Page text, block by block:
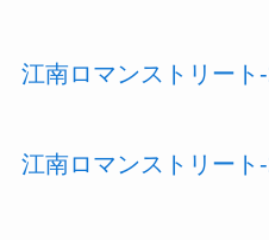
江南ロマンストリート
江南ロマンストリート